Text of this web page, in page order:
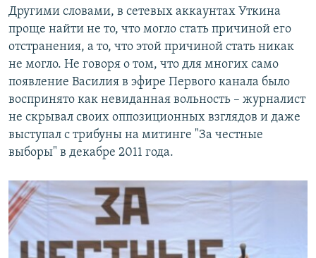
Другими словами, в сетевых аккаунтах Уткина
проще найти не то, что могло стать причиной его
отстранения, а то, что этой причиной стать никак
не могло. Не говоря о том, что для многих само
появление Василия в эфире Первого канала было
воспринято как невиданная вольность – журналист
не скрывал своих оппозиционных взглядов и даже
выступал с трибуны на митинге "За честные
выборы" в декабре 2011 года.